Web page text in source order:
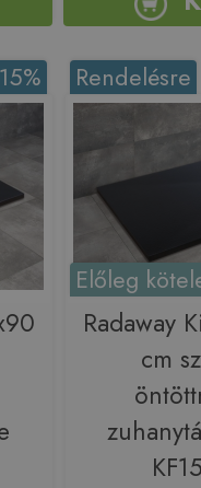
Rendelésre
Előleg
Radaway
cm